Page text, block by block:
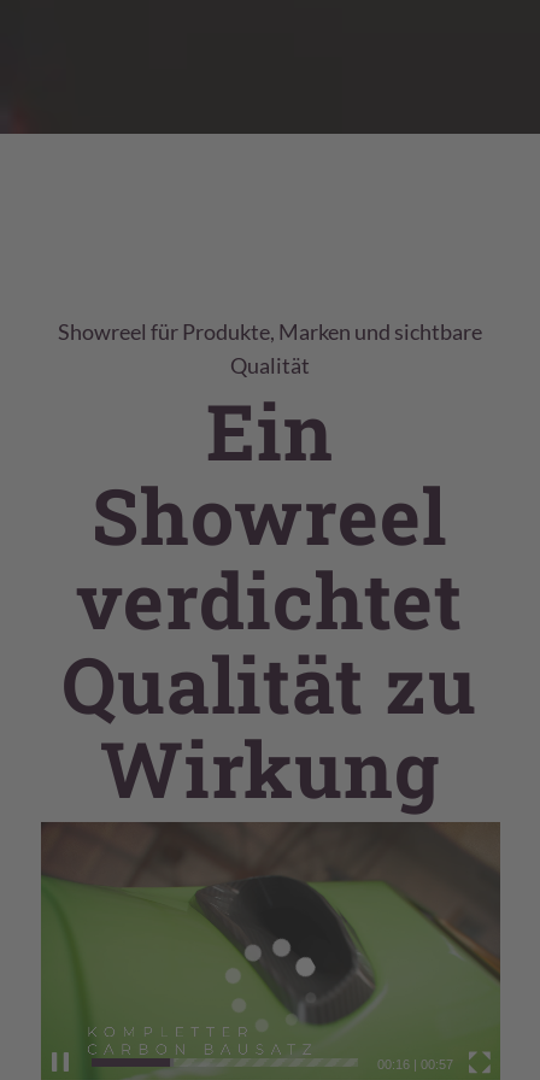
Showreel für Produkte, Marken und sichtbare
Qualität
Ein
Showreel
verdichtet
Qualität zu
Wirkung
00:16 |00:57